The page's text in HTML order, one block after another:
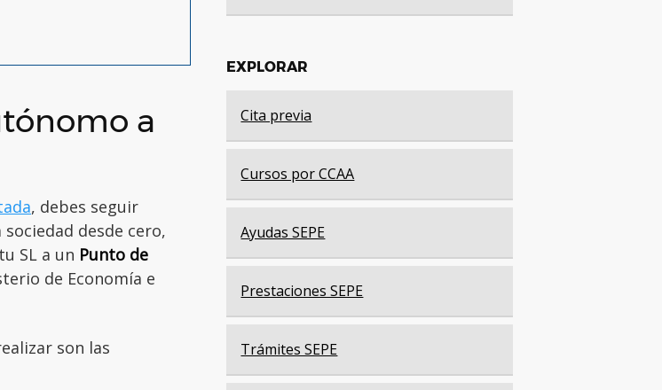
a
, debes seguir
desde cero,
SL a un Punto de
de Economía e
son las
EXPLORAR
Cita previa
Cursos por CCAA
Ayudas SEPE
Prestaciones SEPE
Trámites SEPE